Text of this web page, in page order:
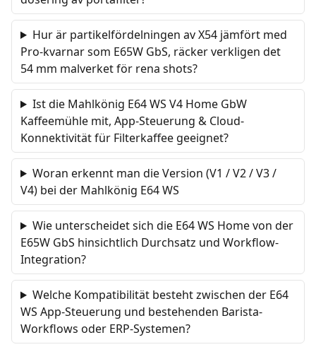
Hur är partikelfördelningen av X54 jämfört med
Pro-kvarnar som E65W GbS, räcker verkligen det
54 mm malverket för rena shots?
Ist die Mahlkönig E64 WS V4 Home GbW
Kaffeemühle mit, App-Steuerung & Cloud-
Konnektivität für Filterkaffee geeignet?
Woran erkennt man die Version (V1 / V2 / V3 /
V4) bei der Mahlkönig E64 WS
Wie unterscheidet sich die E64 WS Home von der
E65W GbS hinsichtlich Durchsatz und Workflow-
Integration?
Welche Kompatibilität besteht zwischen der E64
WS App-Steuerung und bestehenden Barista-
Workflows oder ERP-Systemen?